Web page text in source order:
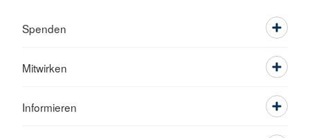
Spenden
Mitwirken
Informieren